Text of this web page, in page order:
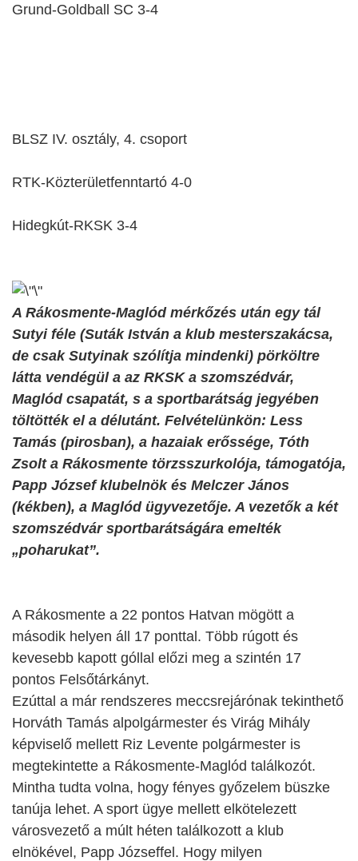
Grund-Goldball SC 3-4
BLSZ IV. osztály, 4. csoport
RTK-Közterületfenntartó 4-0
Hidegkút-RKSK 3-4
A Rákosmente-Maglód mérkőzés után egy tál
Sutyi féle (Suták István a klub mesterszakácsa,
de csak Sutyinak szólítja mindenki) pörköltre
látta vendégül a az RKSK a szomszédvár,
Maglód csapatát, s a sportbarátság jegyében
töltötték el a délutánt. Felvételünkön: Less
Tamás (pirosban), a hazaiak erőssége, Tóth
Zsolt a Rákosmente törzsszurkolója, támogatója,
Papp József klubelnök és Melczer János
(kékben), a Maglód ügyvezetője. A vezetők a két
szomszédvár sportbarátságára emelték
„poharukat”.
A Rákosmente a 22 pontos Hatvan mögött a
második helyen áll 17 ponttal. Több rúgott és
kevesebb kapott góllal előzi meg a szintén 17
pontos Felsőtárkányt.
Ezúttal a már rendszeres meccsrejárónak tekinthető
Horváth Tamás alpolgármester és Virág Mihály
képviselő mellett Riz Levente polgármester is
megtekintette a Rákosmente-Maglód találkozót.
Mintha tudta volna, hogy fényes győzelem büszke
tanúja lehet. A sport ügye mellett elkötelezett
városvezető a múlt héten találkozott a klub
elnökével, Papp Józseffel. Hogy milyen